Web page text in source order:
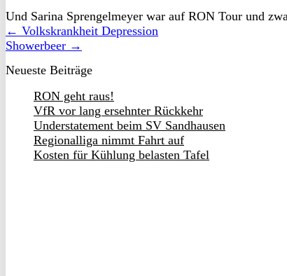
Und Sarina Sprengelmeyer war auf RON Tour und
← Volkskrankheit Depression
Showerbeer →
Neueste Beiträge
RON geht raus!
VfR vor lang ersehnter Rückkehr
Understatement beim SV Sandhausen
Regionalliga nimmt Fahrt auf
Kosten für Kühlung belasten Tafel